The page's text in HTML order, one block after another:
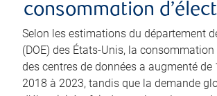
consommation
Selon les estimations du département
(DOE) des États-Unis, la consommation
des centres de données a augmenté de
2018 à 2023, tandis que la demande